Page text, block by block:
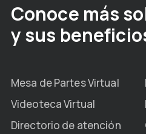
Conoce más
y sus
Mesa de Partes Virtual
Videoteca Virtual
Directorio de atención